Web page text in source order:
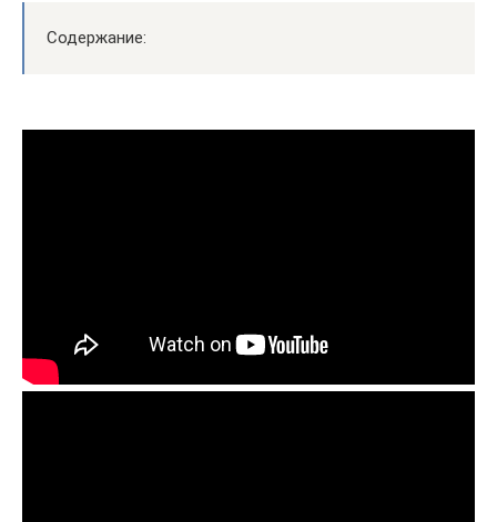
Содержание: